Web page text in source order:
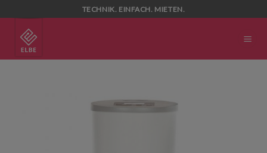
to
content
TECHNIK. EINFACH. MIETEN.